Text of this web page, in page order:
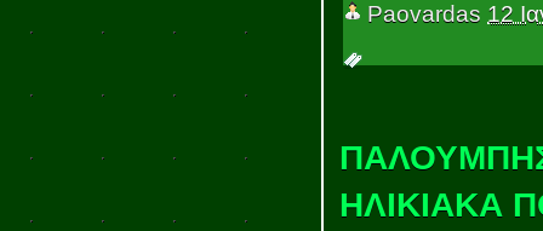
Paovardas 12
ΗΛΙΚΙΑΚΑ